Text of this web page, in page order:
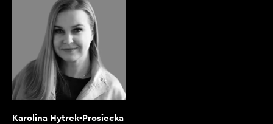
Karolina Hytrek-Prosiecka